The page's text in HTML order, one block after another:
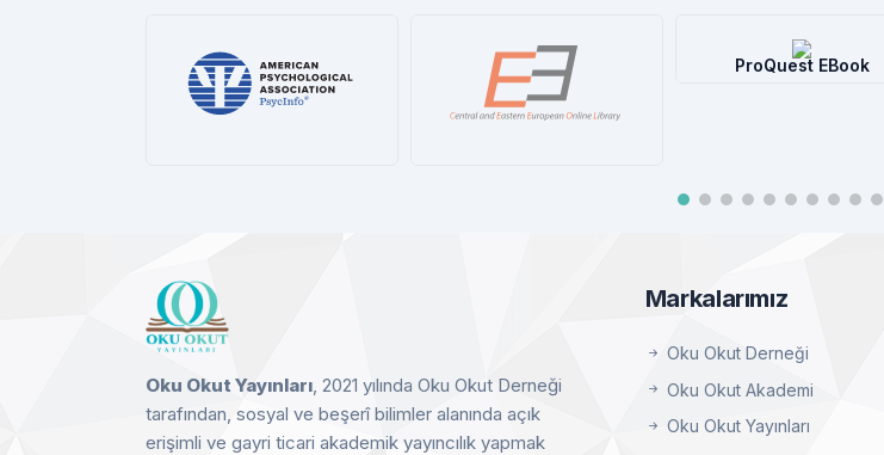
ProQuest EBook
Oku Okut Yayınları, 2021 yılında Oku Okut Derneği
tarafından, sosyal ve beşerî bilimler alanında açık
erişimli ve gayri ticari akademik yayıncılık yapmak
Markalarımız
Oku Okut Derneği
Oku Okut Akademi
Oku Okut Yayınları